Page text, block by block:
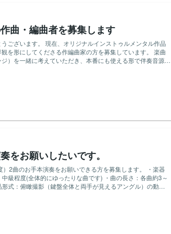
曲・編曲者を募集します
インストゥルメンタル作品
形にしてくださる作編曲家の方を募集しています。 楽曲
）を一緒に考えていただき、本番にも使える形で伴奏音源の
をお願いしたいです。
曲のお手本演奏をお願いできる方を募集します。 ・楽器
級程度(全体的にゆったりな曲です) ・曲の長さ：各曲約3～
式：俯瞰撮影（鍵盤全体と両手が見えるアングル）の動画
示ください。 ・お見積もり金額と納期の目安をあわせてお
ため、お見積もりが高額となる場合はご依頼が難しくなりま